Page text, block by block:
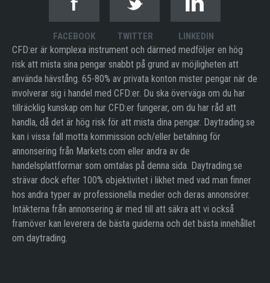
FACEBOOK TWITTER LINKEDIN
CFD:er är komplexa instrument och därmed medföljer en hög
risk att mista sina pengar snabbt på grund av möjligheten att
använda hävstång. 65-80% av privata konton mister pengar när de
involverar sig i handel med CFD:er. Du ska överväga om du har
tillräcklig kunskap om hur CFD:er fungerar, om du har råd att
handla, då det är hög risk för att mista dina pengar. Daytrading.se
kan i vissa fall motta kommission och/eller betalning för
annonsering från Markets.com eller andra av de
handelsplattformar som omtalas på denna sida. Daytrading.se
strävar dock efter 100% objektivitet i likhet med vad man finner
hos andra typer av professionella medier och deras annonsörer.
Intäkterna från annonsering är med till att säkra att vi också
framöver kan leverera de bästa guiderna och det bästa innehållet
om daytrading.